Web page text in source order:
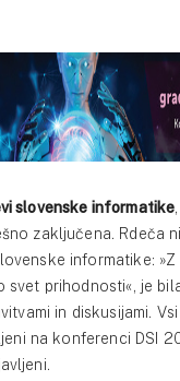
slovenske informatike
zaključena. Rdeča
informatike: »Z
svet prihodnosti«, je
in diskusijami.
na konferenci DSI